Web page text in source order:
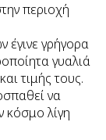
περιοχή
έγινε γρήγορα
γυαλιά
τιμής τους.
να
κόσμο λίγη